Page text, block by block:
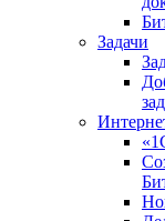
Задачи